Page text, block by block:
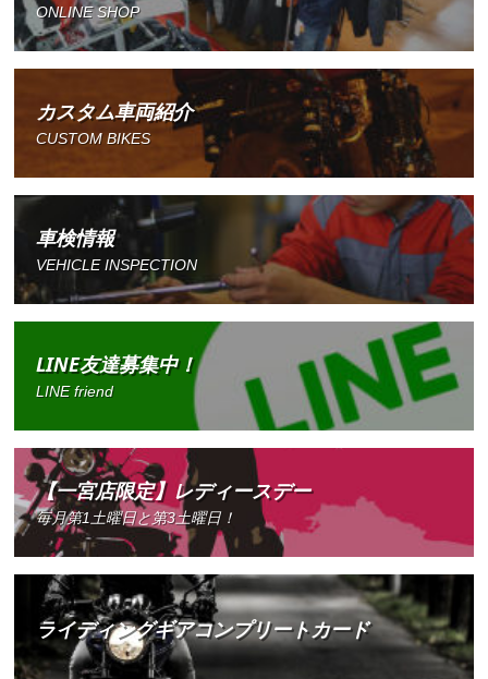
ONLINE SHOP
カスタム車両紹介
CUSTOM BIKES
車検情報
VEHICLE INSPECTION
LINE友達募集中！
LINE friend
【一宮店限定】レディースデー
毎月第1土曜日と第3土曜日！
ライディングギアコンプリートカード